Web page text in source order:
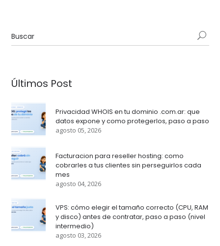
Últimos Post
Privacidad WHOIS en tu dominio .com.ar: que
datos expone y como protegerlos, paso a paso
agosto 05, 2026
Facturacion para reseller hosting: como
cobrarles a tus clientes sin perseguirlos cada
mes
agosto 04, 2026
VPS: cómo elegir el tamaño correcto (CPU, RAM
y disco) antes de contratar, paso a paso (nivel
intermedio)
agosto 03, 2026